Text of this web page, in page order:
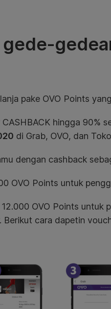
pake OVO Points
CASHBACK hingga 90%
di Grab, OVO, dan
dengan cashback
OVO Points untuk
12.000 OVO Points untuk
Berikut cara dapetin